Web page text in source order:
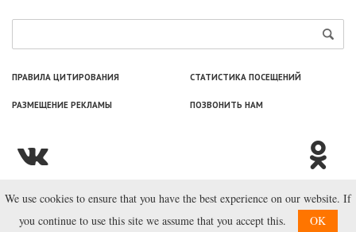
ПРАВИЛА ЦИТИРОВАНИЯ СТАТИСТИКА ПОСЕЩЕНИЙ
РАЗМЕЩЕНИЕ РЕКЛАМЫ ПОЗВОНИТЬ НАМ
© ООО «Лаборатория Новоcтей», 2003—2026.
We use cookies to ensure that you have the best experience on our website. If
you continue to use this site we assume that you accept this.
OK